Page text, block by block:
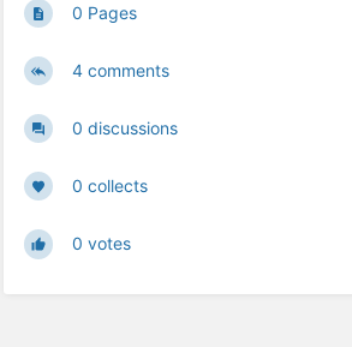
0 Pages
4 comments
0 discussions
0 collects
0 votes